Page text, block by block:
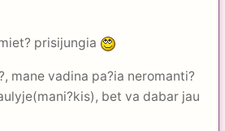
prisijungia
mane vadina pa?ia neromanti?
bet va dabar jau